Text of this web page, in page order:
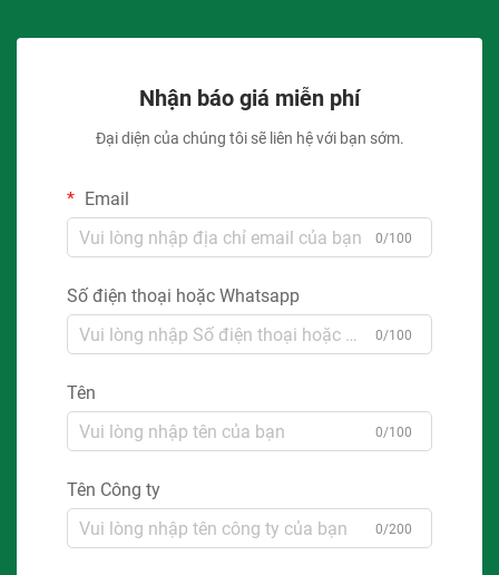
Nhận báo giá miễn phí
Đại diện của chúng tôi sẽ liên hệ với bạn sớm.
Email
0/100
Số điện thoại hoặc Whatsapp
0/100
Tên
0/100
Tên Công ty
0/200